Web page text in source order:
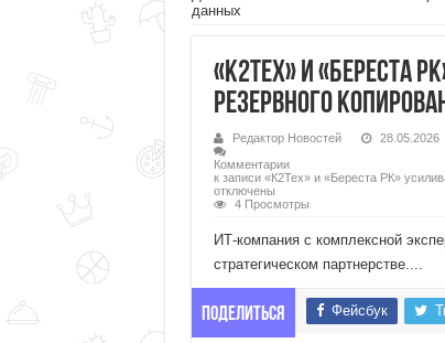
данных
«К2Тех» и «Береста
резервного
Редактор Новостей 28.05.2026
Комментарии
к записи «К2Тех» и «Береста РК»
отключены
4 Просмотры
ИТ-компания с комплексной
стратегическом партнерстве....
Поделиться Фейсбук